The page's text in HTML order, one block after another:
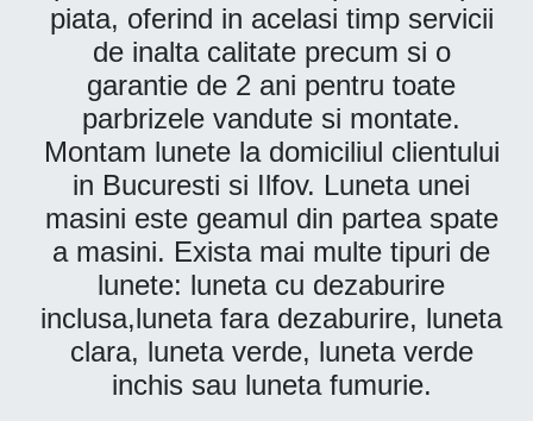
piata, oferind in acelasi timp servicii
de inalta calitate precum si o
garantie de 2 ani pentru toate
parbrizele vandute si montate.
Montam lunete la domiciliul clientului
in Bucuresti si Ilfov. Luneta unei
masini este geamul din partea spate
a masini. Exista mai multe tipuri de
lunete: luneta cu dezaburire
inclusa,luneta fara dezaburire, luneta
clara, luneta verde, luneta verde
inchis sau luneta fumurie.